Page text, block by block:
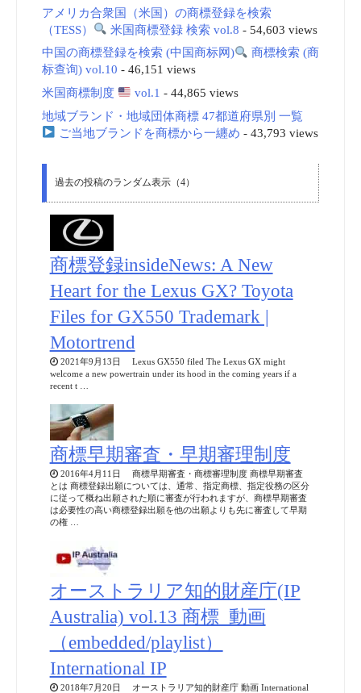
アメリカ合衆国（米国）の商標登録を検索
（TESS）
米国商標登録 検索 vol.8 - 54,603 views
中国の商標登録を検索 (中国商标网)
商標検索 (商
标查询) vol.10 - 46,151 views
米国商標制度
vol.1 - 44,865 views
地域ブランド・地域団体商標 47都道府県別 一覧
ご当地ブランドを商標から一纏め - 43,793 views
過去の投稿のランダム表示（4）
商標登録insideNews: A New
Heart for the Lexus GX? Toyota
Files for GX550 Trademark |
Motortrend
2021年9月13日 Lexus GX550 filed The Lexus GX might
welcome a new powertrain under its hood in the coming years if a
recent t …
商標早期審査・早期審理制度
2016年4月11日 商標早期審査・商標審理制度 商標早期審査
とは 商標登録出願については、通常、指定商標、指定役務の区分
に従って概ね出願された順に審査が行われますが、商標早期審査
は必要性の高い商標登録出願を他の出願よりも先に審査して早期
の権 …
オーストラリア知的財産庁(IP
Australia) vol.13 商標_動画
（embedded/playlist）
International IP
2018年7月20日 オーストラリア知的財産庁 動画 International